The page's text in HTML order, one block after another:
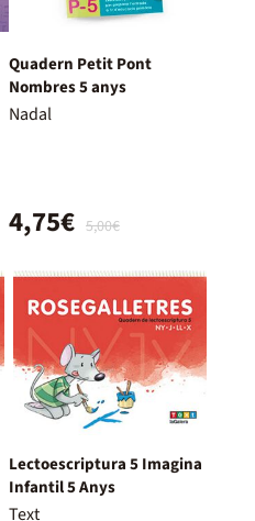
Quadern Petit Pont
Nombres 5 anys
Nadal
5,00€
4,75€
Lectoescriptura 5 Imagina
Infantil 5 Anys
Text